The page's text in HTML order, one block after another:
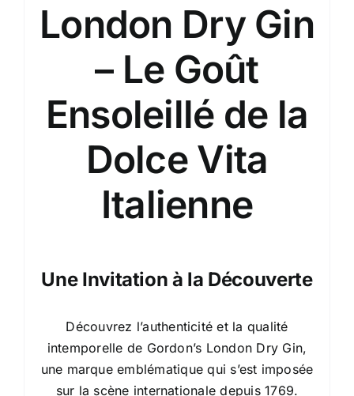
London Dry Gin
– Le Goût
Ensoleillé de la
Dolce Vita
Italienne
Une Invitation à la Découverte
Découvrez l’authenticité et la qualité
intemporelle de Gordon’s London Dry Gin,
une marque emblématique qui s’est imposée
sur la scène internationale depuis 1769.